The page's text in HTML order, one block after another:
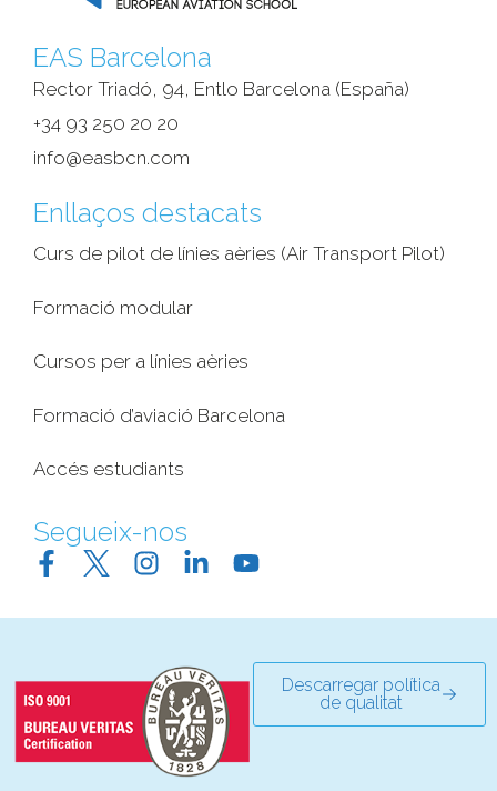
EAS Barcelona
Rector Triadó, 94, Entlo Barcelona (España)‎
+34 93 250 20 20
info@easbcn.com
Enllaços destacats
Curs de pilot de línies aèries (Air Transport Pilot)
Formació modular
Cursos per a línies aèries
Formació d’aviació Barcelona
Accés estudiants
Segueix-nos
Descarregar política
de qualitat